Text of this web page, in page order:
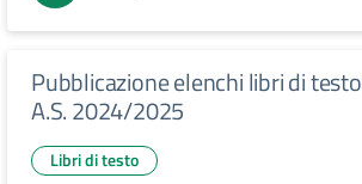
Pubblicazione elenchi libri di testo
A.S. 2024/2025
Libri di testo